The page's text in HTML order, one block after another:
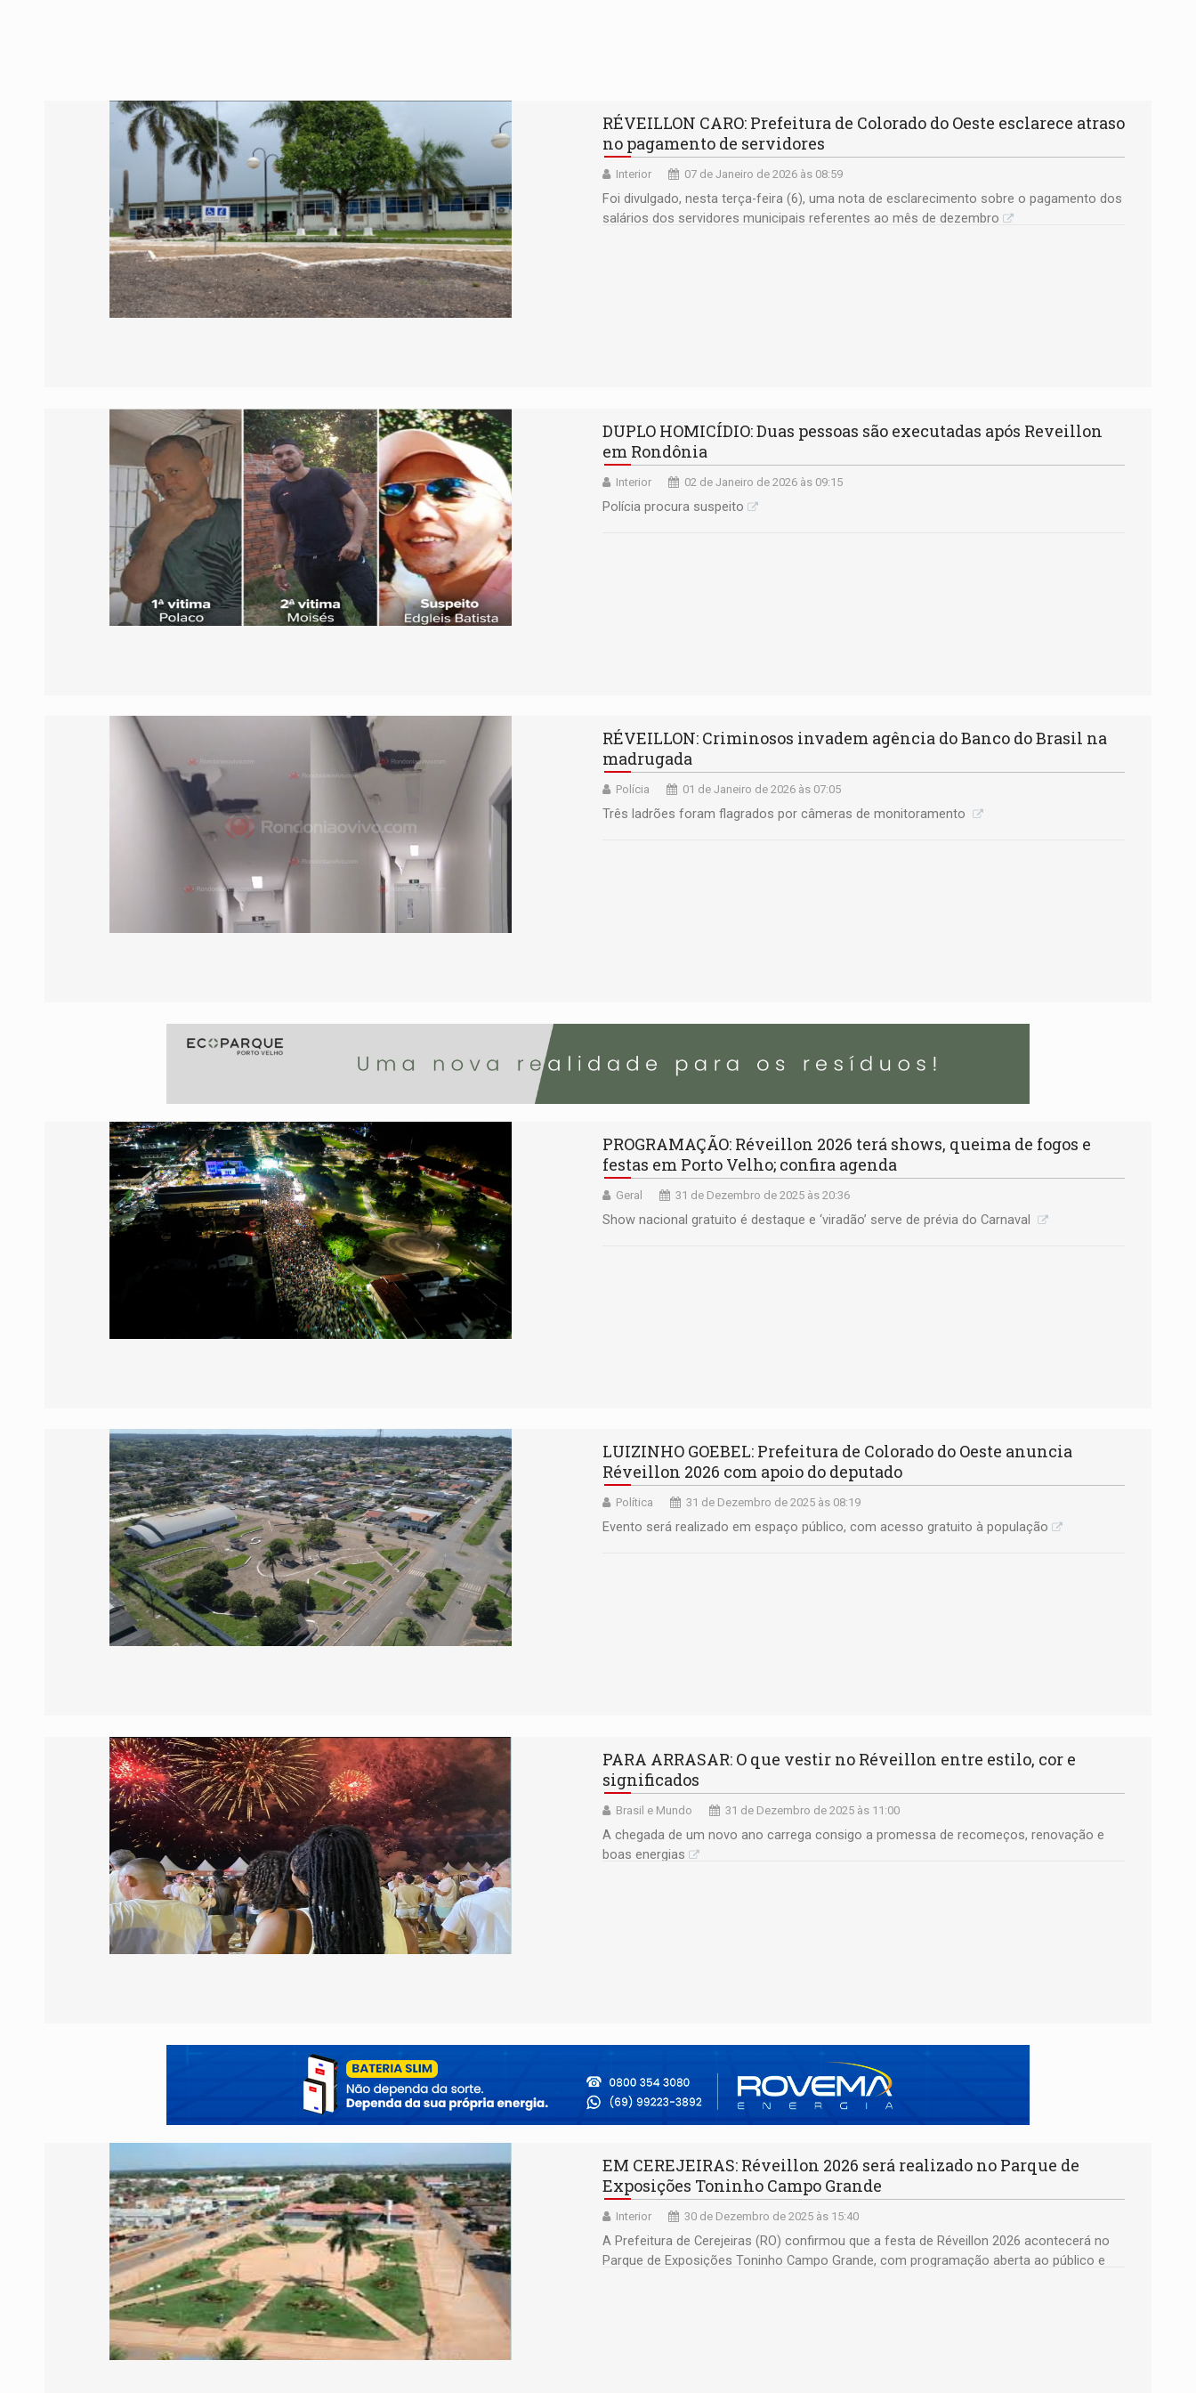
RÉVEILLON CARO: Prefeitura de Colorado do Oeste esclarece atraso
no pagamento de servidores
Interior 07 de Janeiro de 2026 às 08:59
Foi divulgado, nesta terça-feira (6), uma nota de esclarecimento sobre o pagamento dos
salários dos servidores municipais referentes ao mês de dezembro
DUPLO HOMICÍDIO: Duas pessoas são executadas após Reveillon
em Rondônia
Interior 02 de Janeiro de 2026 às 09:15
Polícia procura suspeito
RÉVEILLON: Criminosos invadem agência do Banco do Brasil na
madrugada
Polícia 01 de Janeiro de 2026 às 07:05
Três ladrões foram flagrados por câmeras de monitoramento
PROGRAMAÇÃO: Réveillon 2026 terá shows, queima de fogos e
festas em Porto Velho; confira agenda
Geral 31 de Dezembro de 2025 às 20:36
Show nacional gratuito é destaque e ‘viradão’ serve de prévia do Carnaval
LUIZINHO GOEBEL: Prefeitura de Colorado do Oeste anuncia
Réveillon 2026 com apoio do deputado
Política 31 de Dezembro de 2025 às 08:19
Evento será realizado em espaço público, com acesso gratuito à população
PARA ARRASAR: O que vestir no Réveillon entre estilo, cor e
significados
Brasil e Mundo 31 de Dezembro de 2025 às 11:00
A chegada de um novo ano carrega consigo a promessa de recomeços, renovação e
boas energias
EM CEREJEIRAS: Réveillon 2026 será realizado no Parque de
Exposições Toninho Campo Grande
Interior 30 de Dezembro de 2025 às 15:40
A Prefeitura de Cerejeiras (RO) confirmou que a festa de Réveillon 2026 acontecerá no
Parque de Exposições Toninho Campo Grande, com programação aberta ao público e